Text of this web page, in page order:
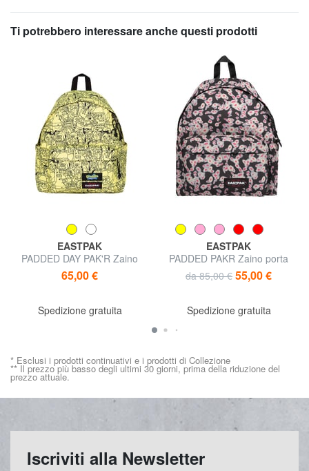
Ti potrebbero interessare anche questi prodotti
EASTPAK
PADDED DAY PAK'R Zaino
porta PC 14"
65,00 €
Spedizione gratuita
EASTPAK
PADDED PAKR Zaino porta
tablet
da 85,00 € 55,00 €
Spedizione gratuita
* Esclusi i prodotti continuativi e i prodotti di Collezione
** Il prezzo più basso degli ultimi 30 giorni, prima della riduzione del
prezzo attuale.
Iscriviti alla Newsletter